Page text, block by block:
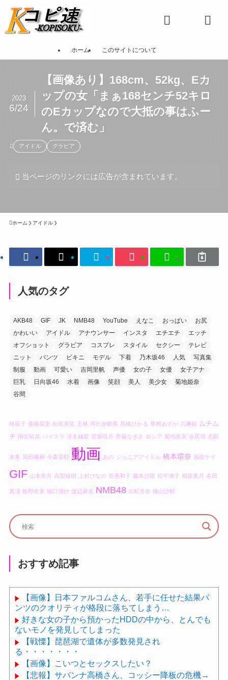
ホーム このサイトについて
【画像あり】168cm、52kg、Eカ
ップの女「まぁ168センチ52キロ
のEカップなので大抵の事はふー
ん。で済む」
2023
6/24
アイドル グラビア
当ページのリンクには広告が含まれています。
ホーム アイドル
人気のタグ
AKB48 GIF JK NMB48 YouTube えなこ おっぱい
お尻
かわいい
アイドル アナウンサー インスタ エチエチ
エッチ
オフショット
グラビア コスプレ スタイル セクシー
テレビ
ニット
パンツ ビキニ モデル 下着 乃木坂46 人気
写真集
制服
動画 可愛い 吉岡里帆 声優 女の子 女優
女子アナ
巨乳
日向坂46 水着 画像 笑顔 美人 美少女
菊地姫奈
谷間
林鼓子 佐藤栞里 松尾美佑 王林 河出奈都美 髙橋ひかる 華村あすか 川﨑桜 ムチム
チ 雨宮留菜 パイスラ 冴木柚葉 菅原咲月 齊藤なぎさ ロシア 菊地亜美 谷尻萌 志田
未来 黒田楓和 今森茉耶 動画 あの ジュニアアイドル 橋本環奈 風吹ケイ
GIF 山本美月 高梨瑞樹 上村ひなの 筧美和子 藤本沙羅 松平璃子 桐原美月 本田
真凜 板野友美 坂口渚沙 渡辺麻友 NMB48 出町杏奈 檜山沙耶
おすすめ記事
【画像】日本ファルコムさん、若手に任せた結果パ
ンツのクオリティが格段に落ちてしまう…
好きな女の子から預かったHDDの中から、とんでも
ないモノを発見してしまった
【戦慄】琵琶湖で遺体が多数発見され
る・・・・・・・
【画像】こいつとセックスしたい？
【悲報】サバンナ高橋さん、コッシー降板の危機→